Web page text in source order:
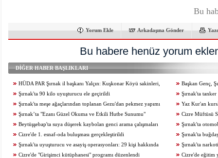
Bu
Yorum Ekle Arkadaşına Gönder
Bu habere henüz yorum
DİĞER HABER BAŞLIKLARI
HÜDA PAR Şırnak il başkanı Yalçın: Kuşkonar Köyü sakinleri,
köylerine dönmek istiyor
Başkan Genç,
Şırnak'ta 90 kilo uyuşturucu ele geçirildi
Şırnak'ta
Şırnak'ta meşe ağaçlarından toplanan Gezu'dan pekmez yapımı
başladı
Yaz Kur'an
Şırnak’ta "Ezanı Güzel Okuma ve Etkili Hutbe Sunumu"
yarışmaları düzenlendi
Cizre Müftüsü
Beytüşşebap'ta suya düşerek kaybolan genci arama çalışmaları
3'üncü gününde sürüyor
Şırnak'ta
kişi yaralandı
Cizre'de 1. esnaf-oda buluşması gerçekleştirildi
Şırnak'ta
harcıyor
Şırnak'ta uyuşturucu ve asayiş operasyonları: 29 kişi hakkında
işlem yapıldı
Şırnak'ta
Cizre'de "Girişimci kütüphanesi" programı düzenlendi
Cizre'de eğitim